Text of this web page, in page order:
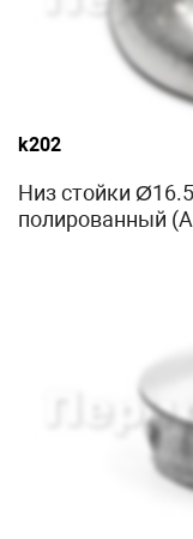
k202
Низ стойки
полированный